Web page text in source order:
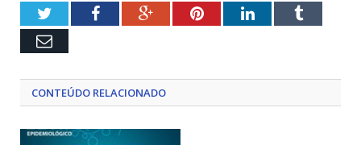
TwitterFacebookGoogle+PinterestLinkedInTumblr
Email
CONTEÚDO RELACIONADO